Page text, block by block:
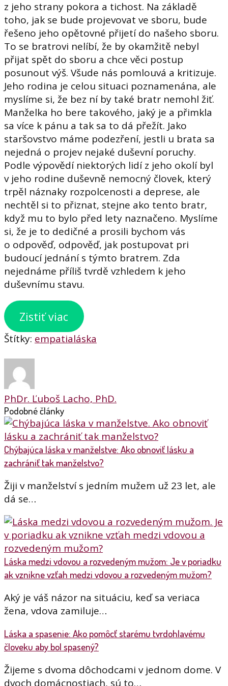
z jeho strany pokora a tichost. Na základě
toho, jak se bude projevovat ve sboru, bude
řešeno jeho opětovné přijetí do našeho sboru.
To se bratrovi nelíbí, že by okamžitě nebyl
přijat spět do sboru a chce věci postup
posunout výš. Všude nás pomlouvá a kritizuje.
Jeho rodina je celou situaci poznamenána, ale
myslíme si, že bez ní by také bratr nemohl žiť.
Manželka ho bere takového, jaký je a přimkla
sa více k pánu a tak sa to dá přežít. Jako
staršovstvo máme podezření, jestli u brata sa
nejedná o projev nejaké duševní poruchy.
Podle výpovědí niektorých lidí z jeho okolí byl
v jeho rodine duševně nemocný človek, který
trpěl náznaky rozpolcenosti a deprese, ale
nechtěl si to přiznat, stejne ako tento bratr,
když mu to bylo před lety naznačeno. Myslíme
si, že je to dedičné a prosili bychom vás
o odpověď, odpověď, jak postupovat pri
budoucí jednání s týmto bratrem. Zda
nejednáme příliš tvrdě vzhledem k jeho
duševnímu stavu.
Zistiť viac
Štítky: empatialáska
PhDr. Ľuboš Lacho, PhD.
Podobné články
Chýbajúca láska v manželstve: Ako obnoviť lásku a
zachrániť tak manželstvo?
Žiji v manželství s jedním mužem už 23 let, ale
dá se…
Láska medzi vdovou a rozvedeným mužom: Je v poriadku
ak vznikne vzťah medzi vdovou a rozvedeným mužom?
Aký je váš názor na situáciu, keď sa veriaca
žena, vdova zamiluje…
Láska a spasenie: Ako pomôcť starému tvrdohlavému
človeku aby bol spasený?
Žijeme s dvoma dôchodcami v jednom dome. V
dvoch domácnostiach, sú to…